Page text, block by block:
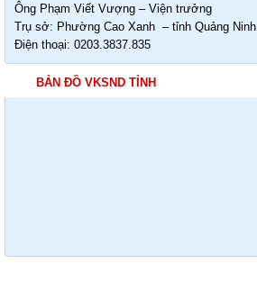
Ông Phạm Viết Vượng – Viện trưởng
Trụ sở: Phường Cao Xanh – tỉnh Quảng Ninh.
Điện thoại: 0203.3837.835
BẢN ĐỒ VKSND TỈNH